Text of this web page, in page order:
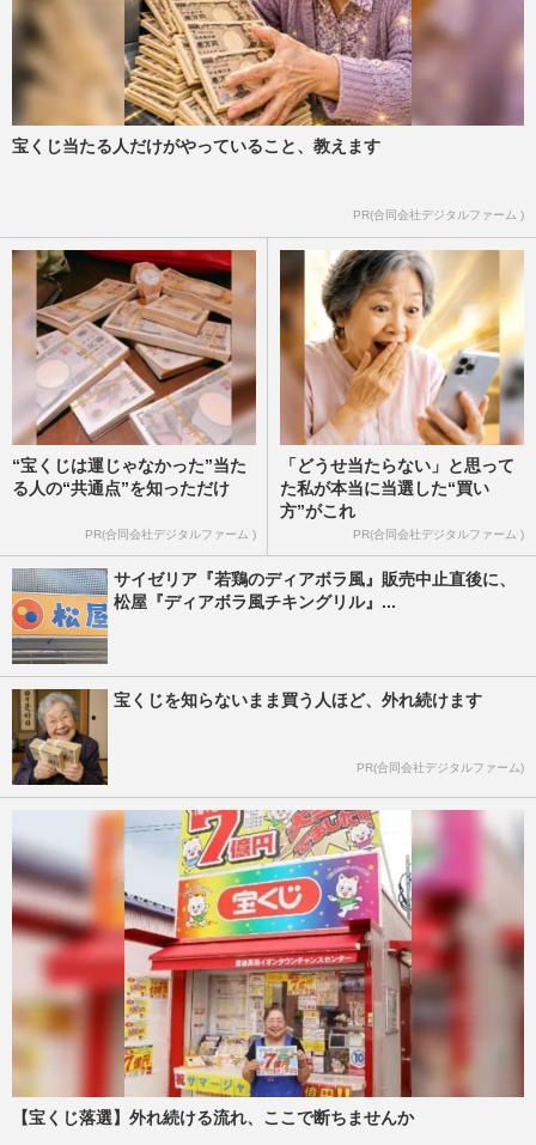
宝くじ当たる人だけがやっていること、教えます
PR(合同会社デジタルファーム )
“宝くじは運じゃなかった”当た
る人の“共通点”を知っただけ
PR(合同会社デジタルファーム )
「どうせ当たらない」と思って
た私が本当に当選した“買い
方”がこれ
PR(合同会社デジタルファーム )
サイゼリア『若鶏のディアボラ風』販売中止直後に、
松屋『ディアボラ風チキングリル』...
宝くじを知らないまま買う人ほど、外れ続けます
PR(合同会社デジタルファーム)
【宝くじ落選】外れ続ける流れ、ここで断ちませんか